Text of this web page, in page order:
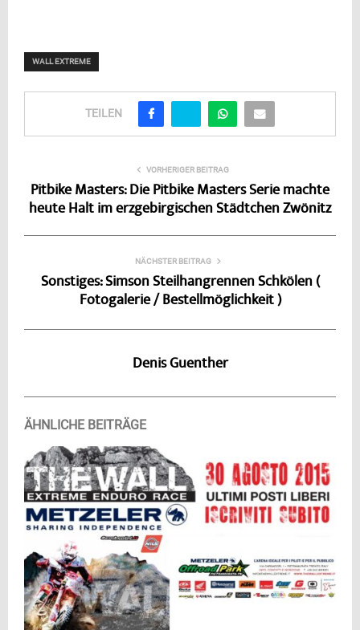
WALL EXTREME
TEILEN
VORHERIGER BEITRAG
Pitbike Masters: Die Pitbike Masters Serie machte
heute Halt im erzgebirgischen Städtchen Zwönitz
NÄCHSTER BEITRAG
Sonstiges: Simson Steilhangrennen Schkölen (
Fotogalerie / Bestellmöglichkeit )
Denis Guenther
ÄHNLICHE BEITRÄGE